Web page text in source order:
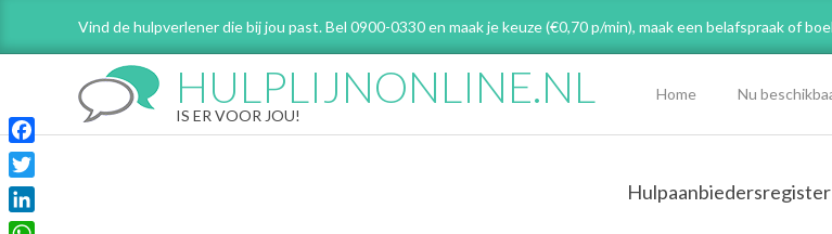
Vind de hulpverlener die bij jou past. Bel 0900-0330 en maak je keuze (€0,70 p/min), maak een belafspraakof
HULPLIJNONLINE.NL
IS ER VOOR JOU!
Menu
Home Nu
Hulpaanbiedersregister
Facebook
Twitter
LinkedIn